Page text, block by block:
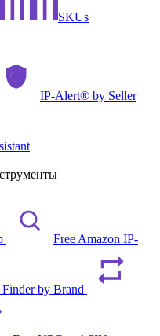
SKUs
IP-Alert® by Seller
Free Amazon IP-
by Brand